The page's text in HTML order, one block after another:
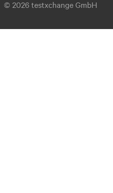
© 2026 testxchange GmbH